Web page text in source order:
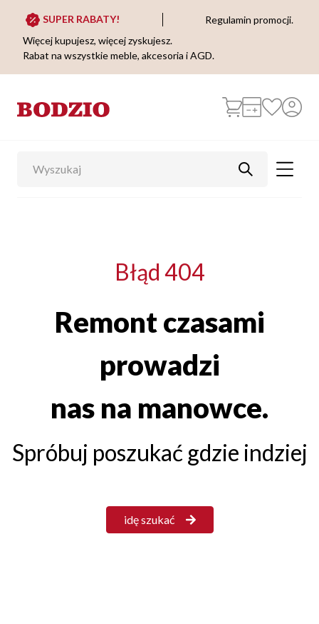
SUPER RABATY!
Regulamin promocji.
Więcej kupujesz, więcej zyskujesz.
Rabat na wszystkie meble, akcesoria i AGD.
Błąd 404
Remont czasami
prowadzi
nas na manowce.
Spróbuj poszukać gdzie indziej
idę szukać